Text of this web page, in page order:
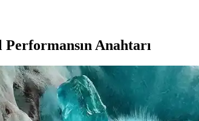
Anahtarı